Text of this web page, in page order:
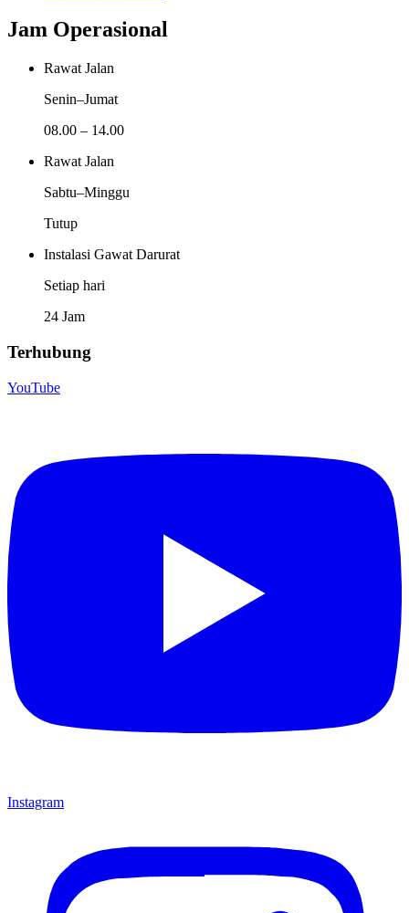
Jam Operasional
Rawat Jalan
Senin–Jumat
08.00 – 14.00
Rawat Jalan
Sabtu–Minggu
Tutup
Instalasi Gawat Darurat
Setiap hari
24 Jam
Terhubung
YouTube
Instagram